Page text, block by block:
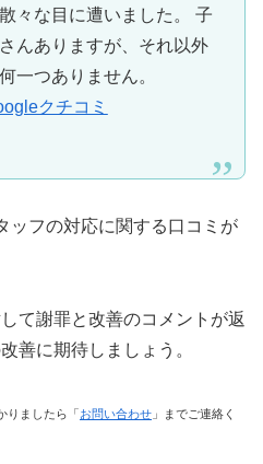
々な目に遭いました。 子
んありますが、それ以外
一つありません。
クチコミ
ッフの対応に関する口コミが
て謝罪と改善のコメントが返
善に期待しましょう。
りましたら「お問い合わせ 」までご連絡く